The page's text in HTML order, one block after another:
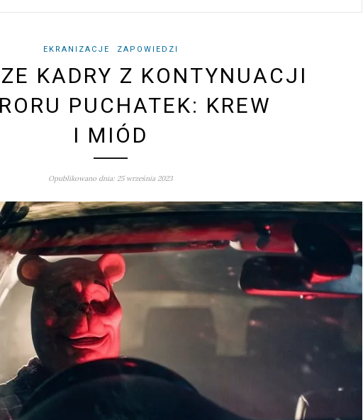
EKRANIZACJE ZAPOWIEDZI
KADRY Z KONTYNUACJI
PUCHATEK: KREW
I MIÓD
Opublikowano dnia: 25 września 2023